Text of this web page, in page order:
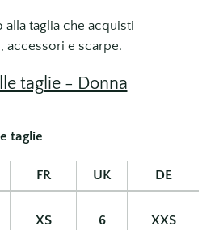
taglia che acquisti
accessori e scarpe.
taglie - Donna
taglie
FR UK DE
XS 6 XXS